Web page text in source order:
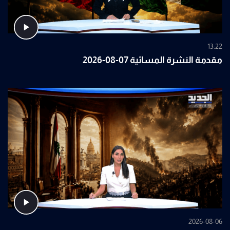
13:22
مقدمة النشرة المسائية 07-08-2026
2026-08-06